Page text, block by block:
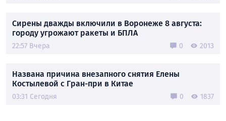
Сирены дважды включили в Воронеже 8 августа:
городу угрожают ракеты и БПЛА
22:57 Вчера 0 2013
Названа причина внезапного снятия Елены
Костылевой с Гран-при в Китае
03:31 Сегодня 0 1837